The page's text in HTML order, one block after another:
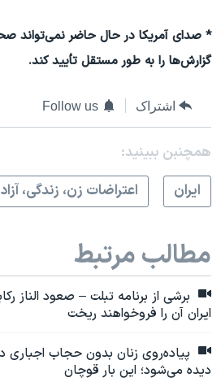
* صدای آمریکا در حال حاضر نمی‌تواند
گزارش‌ها را به طور مستقل تأیید کند.
اشتراک Follow us
همچنبن ببینید:
ايران
اعتراضات زن، زندگی،
مطالب مرتبط
برشی از برنامه تبلت – صعود الناز
ایران آن را فروخواهند ریخت
پیاده‌روی زنان بدون حجاب اجباری
دیده می‌شود؛ این بار قوچان